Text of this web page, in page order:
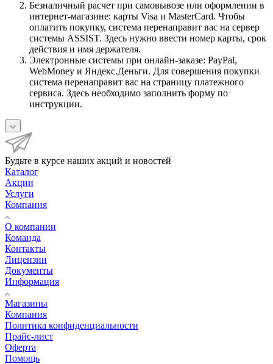
Безналичный расчет при самовывозе или оформлении в
интернет-магазине: карты Visa и MasterCard. Чтобы
оплатить покупку, система перенаправит вас на сервер
системы ASSIST. Здесь нужно ввести номер карты, срок
действия и имя держателя.
Электронные системы при онлайн-заказе: PayPal,
WebMoney и Яндекс.Деньги. Для совершения покупки
система перенаправит вас на страницу платежного
сервиса. Здесь необходимо заполнить форму по
инструкции.
Будьте в курсе наших акций и новостей
Каталог
Акции
Услуги
Компания
О компании
Команда
Контакты
Лицензии
Документы
Информация
Магазины
Компания
Политика конфиденциальности
Прайс-лист
Оферта
Помощь